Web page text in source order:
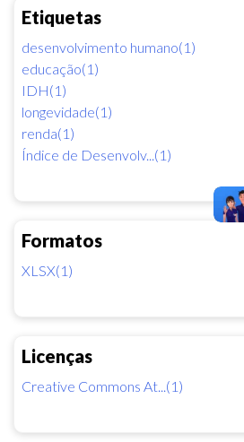
Etiquetas
desenvolvimento humano(1)
educação(1)
IDH(1)
longevidade(1)
renda(1)
Índice de Desenvolv...(1)
Formatos
XLSX(1)
Licenças
Creative Commons At...(1)